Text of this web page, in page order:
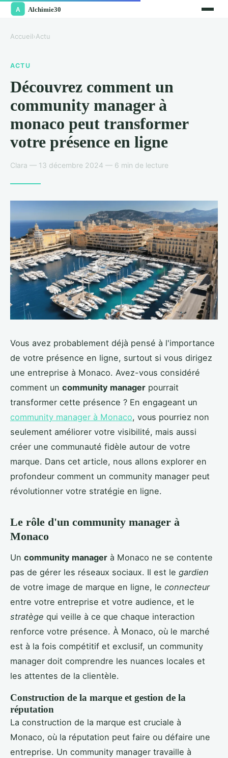
Accueil›Actu
ACTU
Découvrez comment un
community manager à
monaco peut transformer
votre présence en ligne
Clara — 13 décembre 2024 — 6 min de lecture
Vous avez probablement déjà pensé à l'importance
de votre présence en ligne, surtout si vous dirigez
une entreprise à Monaco. Avez-vous considéré
comment un community manager pourrait
transformer cette présence ? En engageant un
community manager à Monaco, vous pourriez non
seulement améliorer votre visibilité, mais aussi
créer une communauté fidèle autour de votre
marque. Dans cet article, nous allons explorer en
profondeur comment un community manager peut
révolutionner votre stratégie en ligne.
Le rôle d'un community manager à
Monaco
Un community manager à Monaco ne se contente
pas de gérer les réseaux sociaux. Il est le gardien
de votre image de marque en ligne, le connecteur
entre votre entreprise et votre audience, et le
stratège qui veille à ce que chaque interaction
renforce votre présence. À Monaco, où le marché
est à la fois compétitif et exclusif, un community
manager doit comprendre les nuances locales et
les attentes de la clientèle.
Construction de la marque et gestion de la
réputation
La construction de la marque est cruciale à
Monaco, où la réputation peut faire ou défaire une
entreprise. Un community manager travaille à